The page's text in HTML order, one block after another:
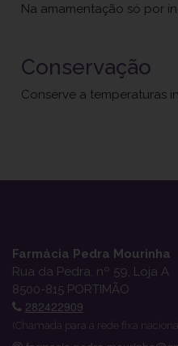
Na amamentação só por
Conservação
Conserve a temperaturas
Farmácia Pedra Mourinha
Rua da Pedra, nº 59, Loja A
8500-815 PORTIMÃO
282422909
(Chamada para a rede fixa